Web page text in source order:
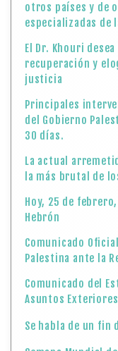
otros países y de
especializadas de
El Dr. Khouri
recuperación y
justicia
Principales
del Gobierno
30 días.
La actual
la más brutal de
Hoy, 25 de
Hebrón
Comunicado
Palestina ante la
Comunicado del
Asuntos
Se habla de un fin